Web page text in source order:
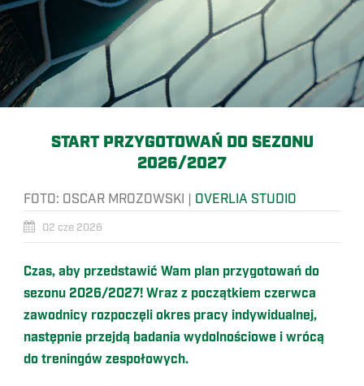
START PRZYGOTOWAŃ DO SEZONU
2026/2027
FOTO: OSCAR MROZOWSKI OVERLIA STUDIO
02 cze 2026
Czas, aby przedstawić Wam plan przygotowań do
sezonu 2026/2027! Wraz z początkiem czerwca
zawodnicy rozpoczęli okres pracy indywidualnej,
następnie przejdą badania wydolnościowe i wrócą
do treningów zespołowych.